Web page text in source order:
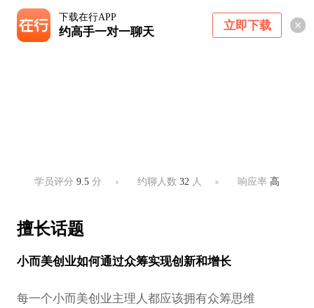
下载在行APP
约高手一对一聊天 立即下载
学员评分9.5 分 约聊人数 32 人 响应率 高
擅长话题
小而美创业如何通过众筹实现创新和增长
每一个小而美创业主理人都应该拥有众筹思维